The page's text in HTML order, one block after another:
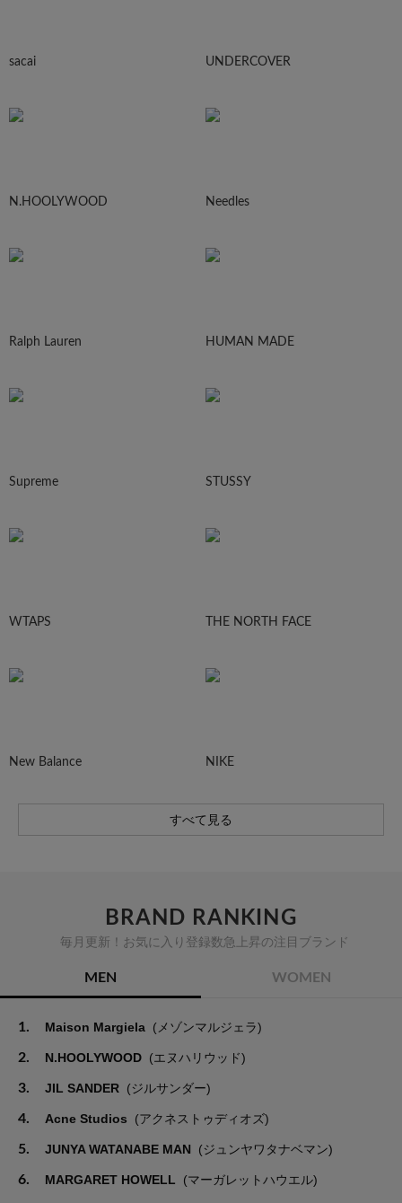
sacai UNDERCOVER
N.HOOLYWOOD Needles
Ralph Lauren HUMAN MADE
Supreme STUSSY
WTAPS THE NORTH FACE
New Balance NIKE
すべて見る
BRAND RANKING
毎月更新！お気に入り登録数急上昇の注目ブランド
MEN WOMEN
1. Maison Margiela (メゾンマルジェラ)
2. N.HOOLYWOOD (エヌハリウッド)
3. JIL SANDER (ジルサンダー)
4. Acne Studios (アクネストゥディオズ)
5. JUNYA WATANABE MAN (ジュンヤワタナベマン)
6. MARGARET HOWELL (マーガレットハウエル)